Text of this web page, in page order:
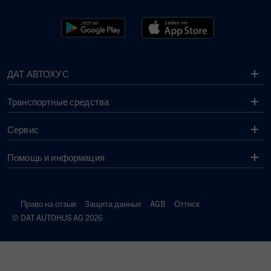
ДАТ АВТОХУС
Транспортные средства
Сервис
Помощь и информация
© DAT AUTOHUS AG 2026
Право на отзыв Защита данных AGB Оттиск